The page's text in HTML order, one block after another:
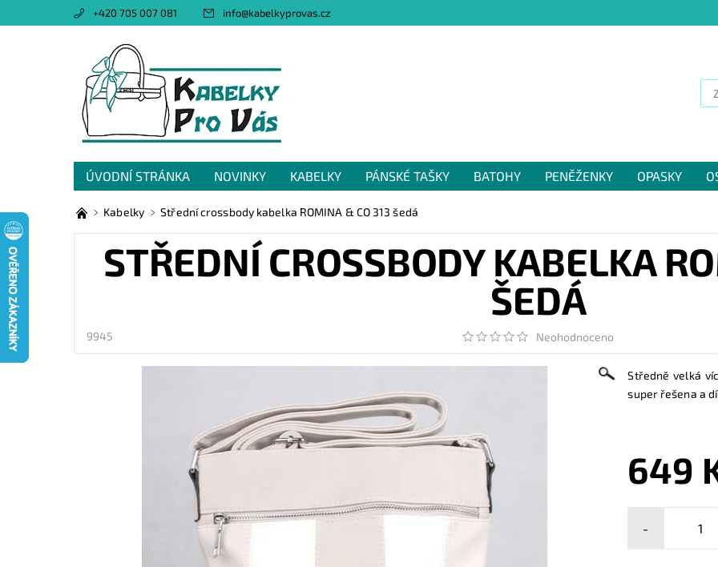
+420 705 007 081 info@kabelkyprovas.cz
ÚVODNÍ STRÁNKA NOVINKY KABELKY PÁNSKÉ TAŠKY BATOHY PENĚŽENKY OPASKY
OBCHODNÍ PODMÍNKY
GDPR NAPIŠTE NÁM
Kabelky Střední crossbody kabelka ROMINA & CO 313 šedá
STŘEDNÍ CROSSBODY KABELKA
ŠEDÁ
9945 Neohodnoceno
Středně velká
super řešena a
649
-